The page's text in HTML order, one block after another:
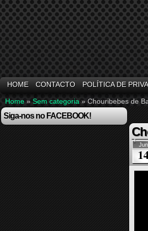
HOME CONTACTO POLÍTICA DE
Home » Sem categoria » Chouribebes de
Siga-nos no FACEBOOK!
Jun